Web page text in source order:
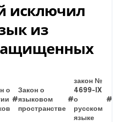
исключил
из
о
#
Закон о
языковом
пространстве
#
закон №
4699-IX
о
русском
языке
#